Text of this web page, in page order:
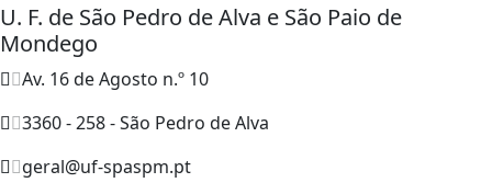
U. F. de São Pedro de Alva e São Paio de
Mondego
Av. 16 de Agosto n.º 10
3360 - 258 - São Pedro de Alva
geral@uf-spaspm.pt